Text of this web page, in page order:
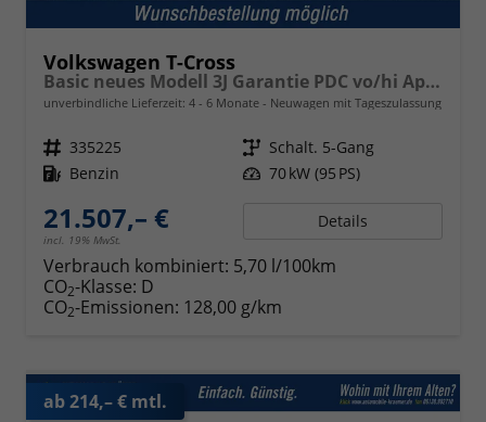
Volkswagen T-Cross
Basic neues Modell 3J Garantie PDC vo/hi AppConnect Dig.Cockpit
unverbindliche Lieferzeit: 4 - 6 Monate Neuwagen mit Tageszulassung
Fahrzeugnr. 335225 Getriebe Schalt. 5-Gang
Kraftstoff Benzin Leistung 70 kW (95 PS)
21.507,– €
incl. 19% MwSt.
Details
Verbrauch kombiniert: 5,70 l/100km
CO2-Klasse: D
CO2-Emissionen: 128,00 g/km
ab 214,– € mtl.